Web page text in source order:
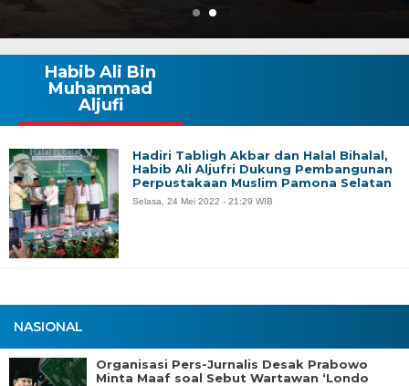
NASIONAL
Organisasi Pers-Jurnalis Desak Prabowo
Minta Maaf soal Sebut Wartawan ‘Londo
Habib Ali Bin
Muhammad
Aljufi
Hadiri Tabligh Akbar dan Halal Bihalal,
Habib Ali Aljufri Dukung Pembangunan
Perpustakaan Muslim Pamona Selatan
Selasa, 24 Mei 2022 - 21:29 WIB